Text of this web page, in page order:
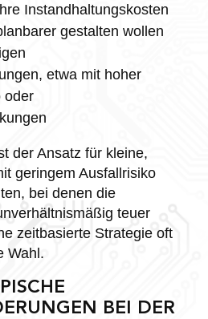
Instandhaltungskosten
gestalten wollen
etwa mit hoher
oder
der Ansatz für kleine,
geringem Ausfallrisiko
bei denen die
teuer
zeitbasierte Strategie oft
Wahl.
BEI DER